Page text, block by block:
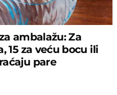
ambalažu: Za
15 za veću bocu ili
pare